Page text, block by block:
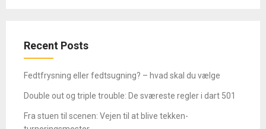
Recent Posts
Fedtfrysning eller fedtsugning? – hvad skal du vælge
Double out og triple trouble: De sværeste regler i dart 501
Fra stuen til scenen: Vejen til at blive tekken-